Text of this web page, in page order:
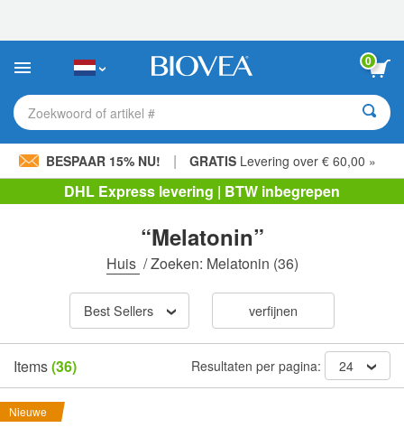
Deze
bevat
toegankelijkheidssysteem.
0
Zoekwoord of artikel #
BESPAAR 15% NU! | GRATIS Levering over € 60,00 »
DHL Express levering | BTW inbegrepen
“Melatonin”
Huis /Zoeken: Melatonin (36)
Best Sellers verfijnen
Items(36) Resultaten per pagina: 24
Nieuwe